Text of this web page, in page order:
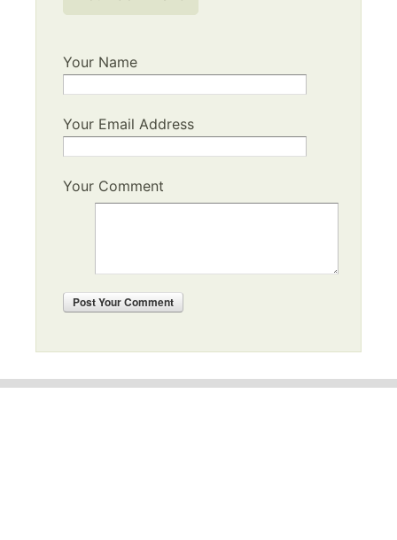
Your Name
Your Email Address
Your Comment
PostYour Comment